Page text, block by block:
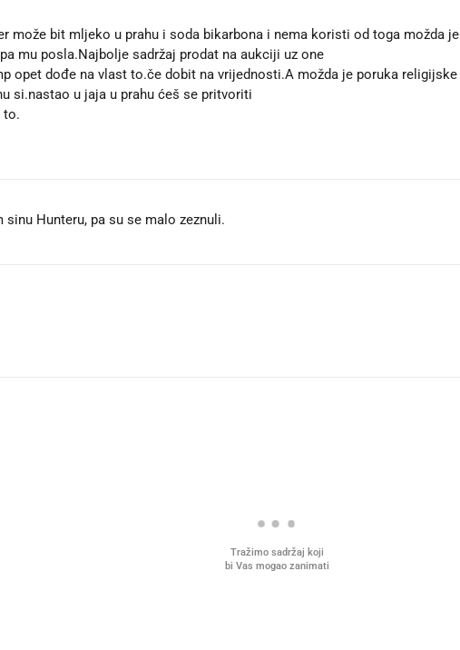
može bit mljeko u prahu i soda bikarbona i nema koristi od toga možda je
mu posla.Najbolje sadržaj prodat na aukciji uz one
opet dođe na vlast to.če dobit na vrijednosti.A možda je poruka religijske
si.nastao u jaja u prahu ćeš se pritvoriti
to.
Hunteru, pa su se malo zeznuli.
Tražimo sadržaj koji
bi Vas mogao zanimati